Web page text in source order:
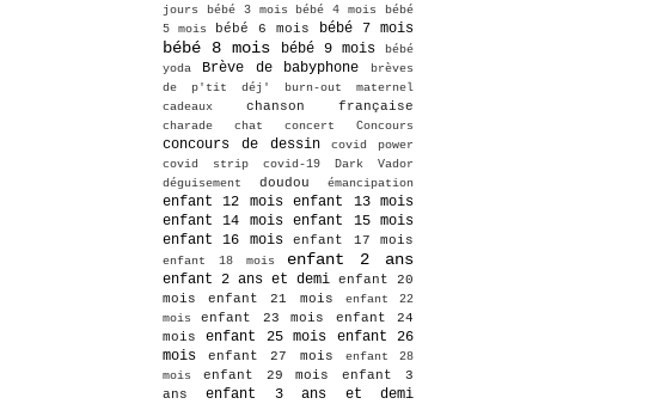
jours
bébé 3 mois bébé 4 mois
bébé
5 mois
bébé 6 mois bébé 7 mois
bébé 8 mois bébé 9 mois
bébé
yoda
Brève de babyphone
brèves
de p'tit déj'
burn-out maternel
cadeaux
chanson française
charade chat concert Concours
concours de dessin
covid power
covid strip
covid-19
Dark Vador
déguisement
doudou émancipation
enfant 12 mois
enfant 13 mois
enfant 14 mois
enfant 15 mois
enfant 16 mois
enfant 17 mois
enfant 18 mois enfant 2 ans
enfant 2 ans et demi enfant 20
mois
enfant 21 mois
enfant 22
mois
enfant 23 mois
enfant 24
mois
enfant 25 mois
enfant 26
mois
enfant 27 mois
enfant 28
mois
enfant 29 mois
enfant 3
ans
enfant 3 ans et demi